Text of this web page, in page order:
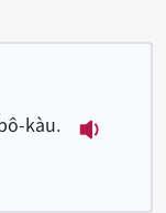
kàu.